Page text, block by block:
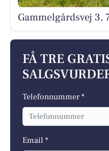
Gammelgårdsvej 3,
FÅ TRE
Telefonnummer *
Email *